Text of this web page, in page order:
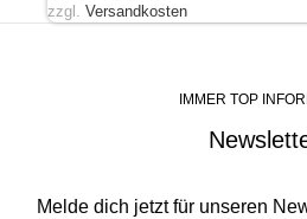
zzgl. Versandkosten
IMMER TOP
Melde dich jetzt für unseren